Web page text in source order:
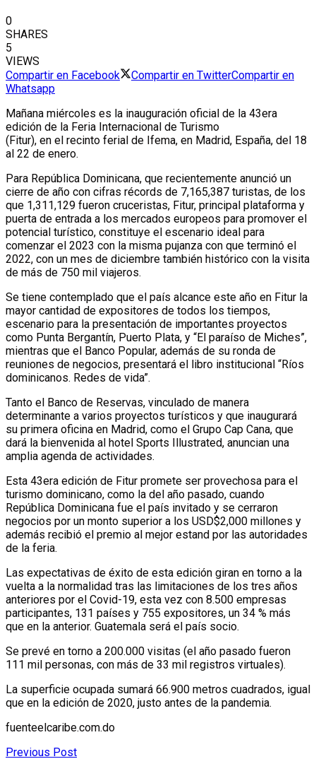
0
SHARES
5
VIEWS
Compartir en Facebook
Compartir en TwitterCompartir en
Whatsapp
Mañana miércoles es la inauguración oficial de la 43era
edición de la Feria Internacional de Turismo
(Fitur), en el recinto ferial de Ifema, en Madrid, España, del 18
al 22 de enero.
Para República Dominicana, que recientemente anunció un
cierre de año con cifras récords de 7,165,387 turistas, de los
que 1,311,129 fueron cruceristas, Fitur, principal plataforma y
puerta de entrada a los mercados europeos para promover el
potencial turístico, constituye el escenario ideal para
comenzar el 2023 con la misma pujanza con que terminó el
2022, con un mes de diciembre también histórico con la visita
de más de 750 mil viajeros.
Se tiene contemplado que el país alcance este año en Fitur la
mayor cantidad de expositores de todos los tiempos,
escenario para la presentación de importantes proyectos
como Punta Bergantín, Puerto Plata, y “El paraíso de Miches”,
mientras que el Banco Popular, además de su ronda de
reuniones de negocios, presentará el libro institucional “Ríos
dominicanos. Redes de vida”.
Tanto el Banco de Reservas, vinculado de manera
determinante a varios proyectos turísticos y que inaugurará
su primera oficina en Madrid, como el Grupo Cap Cana, que
dará la bienvenida al hotel Sports Illustrated, anuncian una
amplia agenda de actividades.
Esta 43era edición de Fitur promete ser provechosa para el
turismo dominicano, como la del año pasado, cuando
República Dominicana fue el país invitado y se cerraron
negocios por un monto superior a los USD$2,000 millones y
además recibió el premio al mejor estand por las autoridades
de la feria.
Las expectativas de éxito de esta edición giran en torno a la
vuelta a la normalidad tras las limitaciones de los tres años
anteriores por el Covid-19, esta vez con 8.500 empresas
participantes, 131 países y 755 expositores, un 34 % más
que en la anterior. Guatemala será el país socio.
Se prevé en torno a 200.000 visitas (el año pasado fueron
111 mil personas, con más de 33 mil registros virtuales).
La superficie ocupada sumará 66.900 metros cuadrados, igual
que en la edición de 2020, justo antes de la pandemia.
fuenteelcaribe.com.do
Previous Post